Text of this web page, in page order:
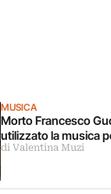
MUSICA
Morto Francesco
utilizzato la musica
di Valentina Muzi